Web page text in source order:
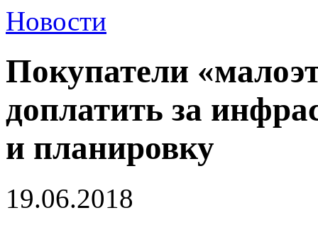
Новости
Покупатели
доплатить за
и планировку
19.06.2018